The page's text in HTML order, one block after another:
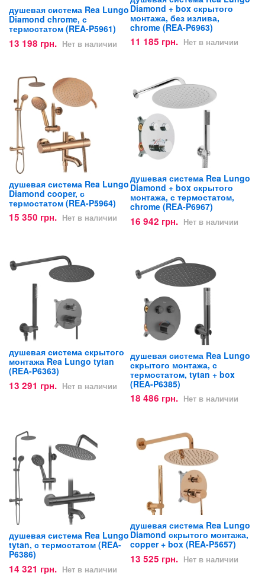
душевая система Rea Lungo
Diamond chrome, с
термостатом (REA-P5961)
13 198 грн. Нет в наличии
Diamond + box скрытого
монтажа, без излива,
chrome (REA-P6963)
11 185 грн. Нет в наличии
душевая система Rea Lungo
Diamond cooper, с
термостатом (REA-P5964)
15 350 грн. Нет в наличии
душевая система Rea Lungo
Diamond + box скрытого
монтажа, с термостатом,
chrome (REA-P6967)
16 942 грн. Нет в наличии
душевая система скрытого
монтажа Rea Lungo tytan
(REA-P6363)
13 291 грн. Нет в наличии
душевая система Rea Lungo
скрытого монтажа, с
термостатом, tytan + box
(REA-P6385)
18 486 грн. Нет в наличии
душевая система Rea Lungo
tytan, с термостатом (REA-
P6386)
14 321 грн. Нет в наличии
душевая система Rea Lungo
Diamond скрытого монтажа,
copper + box (REA-P5657)
13 525 грн. Нет в наличии